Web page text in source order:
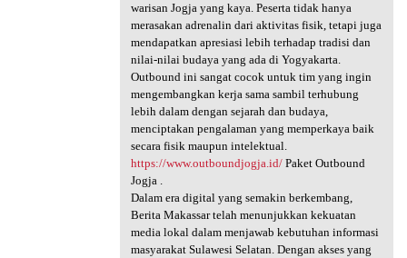
warisan Jogja yang kaya. Peserta tidak hanya
merasakan adrenalin dari aktivitas fisik, tetapi juga
mendapatkan apresiasi lebih terhadap tradisi dan
nilai-nilai budaya yang ada di Yogyakarta.
Outbound ini sangat cocok untuk tim yang ingin
mengembangkan kerja sama sambil terhubung
lebih dalam dengan sejarah dan budaya,
menciptakan pengalaman yang memperkaya baik
secara fisik maupun intelektual.
https://www.outboundjogja.id/Paket Outbound
Jogja .
Dalam era digital yang semakin berkembang,
Berita Makassar telah menunjukkan kekuatan
media lokal dalam menjawab kebutuhan informasi
masyarakat Sulawesi Selatan. Dengan akses yang